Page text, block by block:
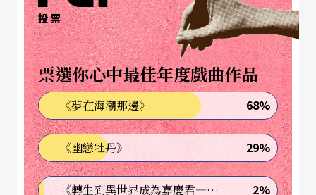
生存，不是大都市的名言，她的名言是「超越生
存」。
一切的一切，都為召喚觀眾
原本只有在晚上表演的紐約愛樂，為了穩定團員的
收入福利，決定在白天也開放給聽眾來欣賞他們的
投票
票選你心中最佳年度戲曲作品
《夢在海潮那邊》 68%
《幽戀牡丹》 29%
《轉生到異世界成為嘉慶君—發現我的祖先是詐騙集團!?》 2%